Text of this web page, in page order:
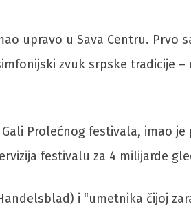
upravo u Sava Centru. Prvo
zvuk srpske tradicije
Gali Prolećnog festivala, imao
festivalu za 4 milijarde
i “umetnika čijoj